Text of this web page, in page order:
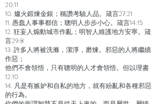
20:11
10. 爐火鍛煉金銀；稱讚考驗人品。箴言27:21
11. 愚蠢人事事都信；聰明人步步小心。箴言14:15
12. 狂妄人煽動城市作亂；明智人維護地方安寧。箴
言29:8
13. 許多人將被洗滌，潔淨，磨煉。邪惡的人將繼續
作惡；
他們不會領悟，只有聰明的人才會領悟。但以理書
12:10
14. 凡是有嫉妒和自私的地方，就有紛亂和各種邪惡
的行為。